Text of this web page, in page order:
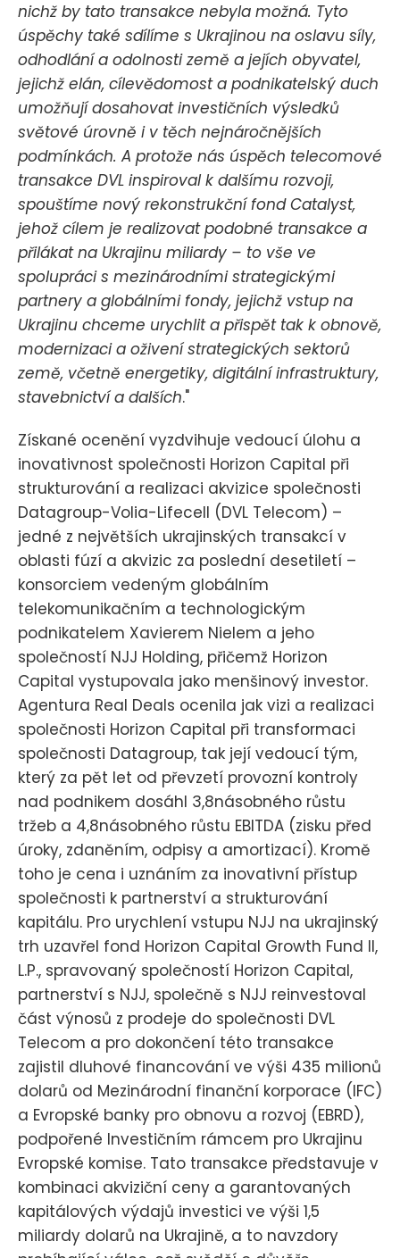
nichž by tato transakce nebyla možná. Tyto
úspěchy také sdílíme s Ukrajinou na oslavu síly,
odhodlání a odolnosti země a jejích obyvatel,
jejichž elán, cílevědomost a podnikatelský duch
umožňují dosahovat investičních výsledků
světové úrovně i v těch nejnáročnějších
podmínkách. A protože nás úspěch telecomové
transakce DVL inspiroval k dalšímu rozvoji,
spouštíme nový rekonstrukční fond Catalyst,
jehož cílem je realizovat podobné transakce a
přilákat na Ukrajinu miliardy – to vše ve
spolupráci s mezinárodními strategickými
partnery a globálními fondy, jejichž vstup na
Ukrajinu chceme urychlit a přispět tak k obnově,
modernizaci a oživení strategických sektorů
země, včetně energetiky, digitální infrastruktury,
stavebnictví a dalších."
Získané ocenění vyzdvihuje vedoucí úlohu a
inovativnost společnosti Horizon Capital při
strukturování a realizaci akvizice společnosti
Datagroup-Volia-Lifecell (DVL Telecom) –
jedné z největších ukrajinských transakcí v
oblasti fúzí a akvizic za poslední desetiletí –
konsorciem vedeným globálním
telekomunikačním a technologickým
podnikatelem Xavierem Nielem a jeho
společností NJJ Holding, přičemž Horizon
Capital vystupovala jako menšinový investor.
Agentura Real Deals ocenila jak vizi a realizaci
společnosti Horizon Capital při transformaci
společnosti Datagroup, tak její vedoucí tým,
který za pět let od převzetí provozní kontroly
nad podnikem dosáhl 3,8násobného růstu
tržeb a 4,8násobného růstu EBITDA (zisku před
úroky, zdaněním, odpisy a amortizací). Kromě
toho je cena i uznáním za inovativní přístup
společnosti k partnerství a strukturování
kapitálu. Pro urychlení vstupu NJJ na ukrajinský
trh uzavřel fond Horizon Capital Growth Fund II,
L.P., spravovaný společností Horizon Capital,
partnerství s NJJ, společně s NJJ reinvestoval
část výnosů z prodeje do společnosti DVL
Telecom a pro dokončení této transakce
zajistil dluhové financování ve výši 435 milionů
dolarů od Mezinárodní finanční korporace (IFC)
a Evropské banky pro obnovu a rozvoj (EBRD),
podpořené Investičním rámcem pro Ukrajinu
Evropské komise. Tato transakce představuje v
kombinaci akviziční ceny a garantovaných
kapitálových výdajů investici ve výši 1,5
miliardy dolarů na Ukrajině, a to navzdory